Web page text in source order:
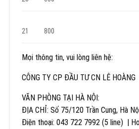
21 800
Mọi thông tin, vui lòng liên hệ:
CÔNG TY CP ĐẦU TƯ CN LÊ HOÀNG
VĂN PHÒNG TẠI HÀ NỘI:
ĐỊA CHỈ: Số 75/120 Trần Cung, Hà
Điện thoại: 043 722 7992 (5 line) |